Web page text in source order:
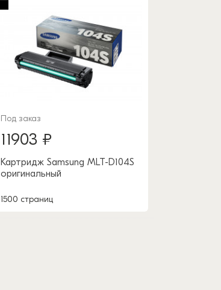
Под заказ
11903 ₽
Картридж Samsung MLT-D104S
оригинальный
1500 страниц